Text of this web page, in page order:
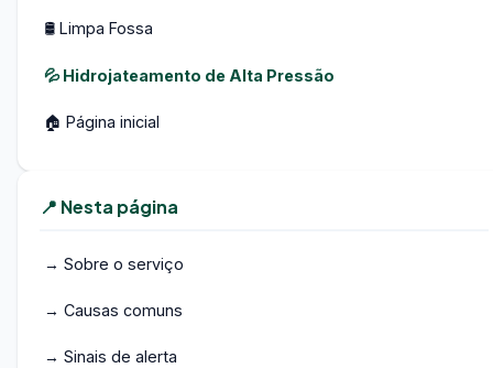
🛢️ Limpa Fossa
💦 Hidrojateamento de Alta Pressão
🏠 Página inicial
📍 Nesta página
→ Sobre o serviço
→ Causas comuns
→ Sinais de alerta